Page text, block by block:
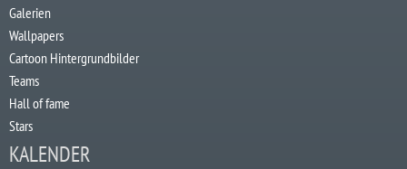
Galerien
Wallpapers
Cartoon Hintergrundbilder
Teams
Hall of fame
Stars
KALENDER